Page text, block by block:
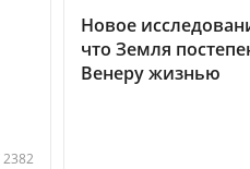
2382
Новое
что Земля
Венеру жизнью